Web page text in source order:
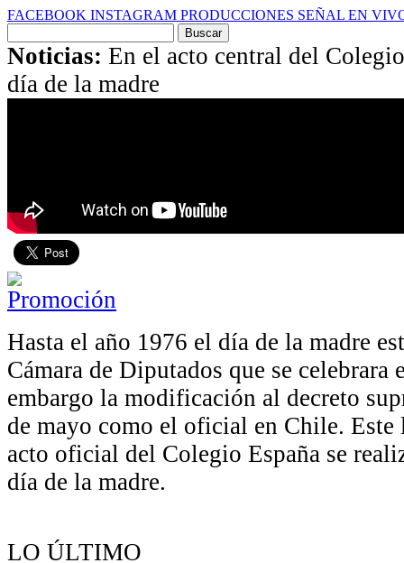
FACEBOOK INSTAGRAM PRODUCCIONES SEÑAL EN
por:
Noticias: En el acto central del
día de la madre
Hasta el año 1976 el día de la madre
Cámara de Diputados que se
embargo la modificación al decreto
de mayo como el oficial en Chile. Este
acto oficial del Colegio España se
día de la madre.
LO ÚLTIMO